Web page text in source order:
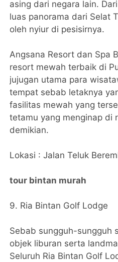
asing dari negara lain.
luas panorama dari Selat
oleh nyiur di pesisirnya.
Angsana Resort dan Spa
resort mewah terbaik di
jujugan utama para
tempat sebab letaknya
fasilitas mewah yang
tetamu yang menginap di
demikian.
Lokasi : Jalan Teluk
tour bintan murah
9. Ria Bintan Golf Lodge
Sebab sungguh-sungguh
objek liburan serta
Seluruh Ria Bintan Golf